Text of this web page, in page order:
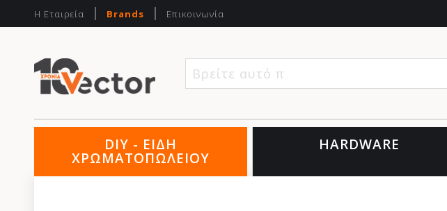
Η Εταιρεία Brands Επικοινωνία
Βρείτε αυτό που θέλετ
DIY - ΕΙΔΗ
ΧΡΩΜΑΤΟΠΩΛΕΙΟΥ
HARDWARE